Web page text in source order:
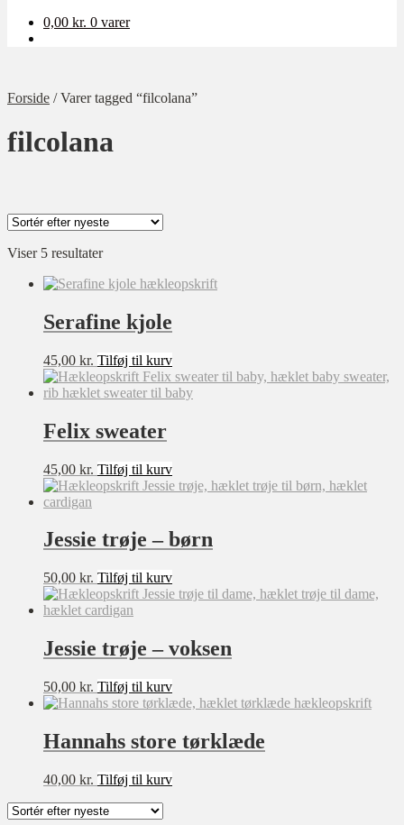
0,00 kr. 0 varer
Forside /Varer tagged “filcolana”
filcolana
Kategori
Ukategoriseret
Bolig
Børn
Dame
Sværhedsgrad
★★★★★
★★★★☆
★★☆☆☆
★☆☆☆☆
XXS
S
M
L
Viser 5 resultaterSorteret
seneste
Serafine kjole
45,00 kr. Tilføj til kurv
Felix sweater
45,00 kr. Tilføj til kurv
Jessie trøje – børn
50,00 kr. Tilføj til kurv
Jessie trøje – voksen
50,00 kr. Tilføj til kurv
Hannahs store tørklæde
40,00 kr. Tilføj til kurv